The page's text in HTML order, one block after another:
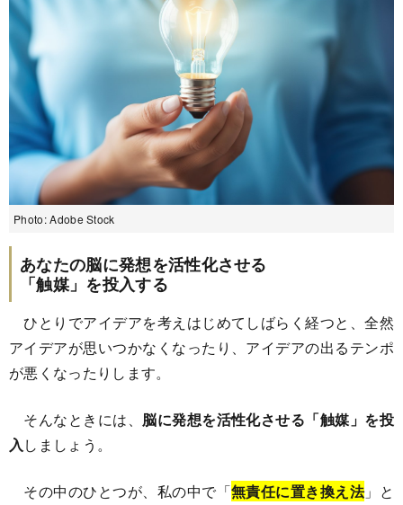
Photo: Adobe Stock
あなたの脳に発想を活性化させる
「触媒」を投入する
ひとりでアイデアを考えはじめてしばらく経つと、全然
アイデアが思いつかなくなったり、アイデアの出るテンポ
が悪くなったりします。
そんなときには、 脳に発想を活性化させる「触媒」を投
入しましょう。
その中のひとつが、私の中で「無責任に置き換え法」と